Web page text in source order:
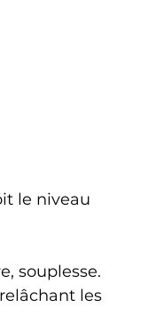
le niveau
souplesse.
les